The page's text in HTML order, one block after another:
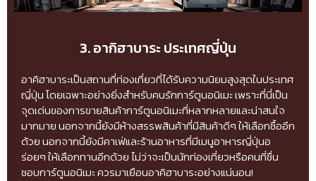
3. อากิฮาบาระ ประเทศญี่ปุ่น
อาคิฮาบาระเป็นสถานที่ท่องเที่ยวที่ได้รับความนิยมสูงสุดในประเทศ
ญี่ปุ่น โดยเฉพาะอย่างยิ่งสำหรับคนรักการ์ตูนอนิเมะ เพราะที่นี่เป็น
จุดเด่นของการขายสินค้าการ์ตูนอนิเมะที่หลากหลายและน่าสนใจ
มากมาย นอกจากนี้ยังมีห้างสรรพสินค้าที่มีสินค้าดีๆ ให้เลือกซื้ออีก
ด้วย นอกจากนี้ยังมีคาเฟ่และร้านอาหารที่มีเมนูอาหารญี่ปุ่นอ
ร่อยๆ ให้เลือกทานอีกด้วย ไม่ว่าจะเป็นนักท่องเที่ยวหรือคนที่ชื่น
ชอบการ์ตูนอนิเมะ ควรมาเยือนอาคิฮาบาระอย่างแน่นอน!